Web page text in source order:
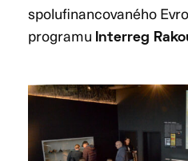
spolufinancovaného
programu Interreg